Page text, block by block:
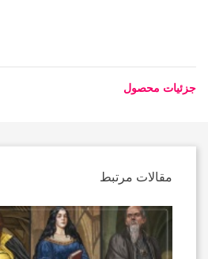
جزئیات محصول
مقالات مرتبط